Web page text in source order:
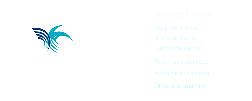
Quienes somos
Inicio de Sesión
Fuerza de ventas
Términos y políticas
Aviso de privacidad
Otros documentos